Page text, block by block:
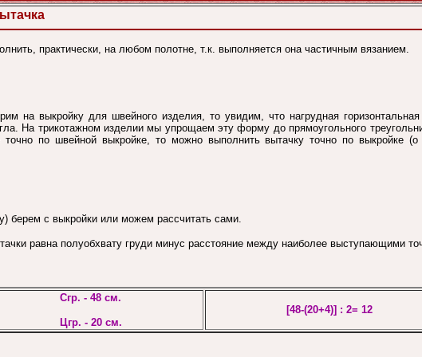
практически, на любом полотне, т.к. выполняется она частичным вязанием.
на выкройку для швейного изделия, то увидим, что нагрудная
На трикотажном изделии мы упрощаем эту форму до прямоугольного
точно по швейной выкройке, то можно выполнить вытачку точно по выкройке (о
берем с выкройки или можем рассчитать сами.
равна полуобхвату груди минус расстояние между наиболее выступающими
Сгр. - 48 см.
Цгр. - 20 см.
[48-(20+4)] : 2= 12